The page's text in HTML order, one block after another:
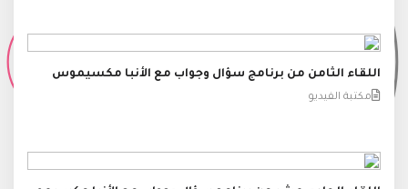
اللقاء الثامن من برنامج سؤال وجواب مع الأنبا مكسيموس
مكتبة الفيديو